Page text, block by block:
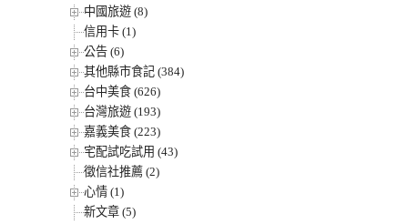
中國旅遊 (8)
信用卡 (1)
公告 (6)
其他縣市食記 (384)
台中美食 (626)
台灣旅遊 (193)
嘉義美食 (223)
宅配試吃試用 (43)
徵信社推薦 (2)
心情 (1)
新文章 (5)